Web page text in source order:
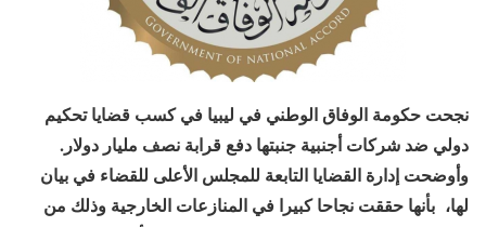
نجحت حكومة الوفاق الوطني في ليبيا في كسب قضايا تحكيم
دولي ضد شركات أجنبية جنبتها دفع قرابة نصف مليار دولار.
وأوضحت إدارة القضايا التابعة للمجلس الأعلى للقضاء في بيان
لها، بأنها حققت نجاحا كبيرا في المنازعات الخارجية وذلك من